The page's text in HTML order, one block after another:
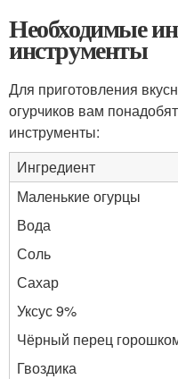
Необходимые
инструменты
Для приготовления
огурчиков вам
инструменты:
Ингредиент
Маленькие огурцы
Вода
Соль
Сахар
Уксус 9%
Чёрный перец
Гвоздика